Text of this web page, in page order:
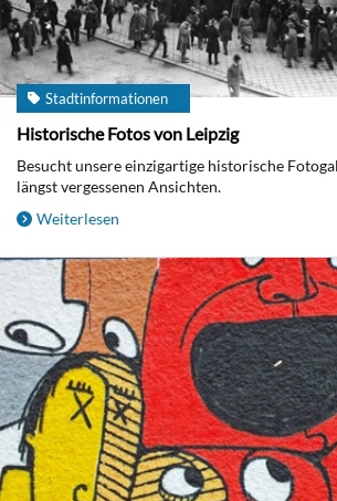
Stadtinformationen
Historische Fotos von Leipzig
Besucht unsere einzigartige historische
längst vergessenen Ansichten.
Weiterlesen